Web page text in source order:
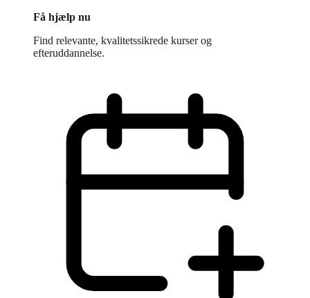
Få hjælp nu
Find relevante, kvalitetssikrede kurser og
efteruddannelse.